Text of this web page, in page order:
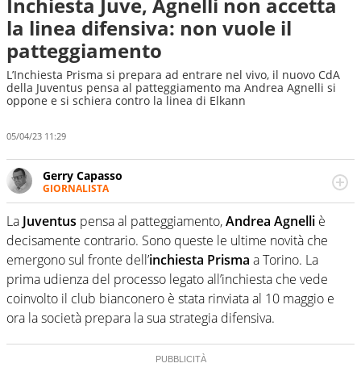
la linea difensiva: non vuole il
patteggiamento
L’Inchiesta Prisma si prepara ad entrare nel vivo, il nuovo CdA
della Juventus pensa al patteggiamento ma Andrea Agnelli si
oppone e si schiera contro la linea di Elkann
05/04/23 11:29
Gerry Capasso
GIORNALISTA
Per lui gli sport americani non hanno segreti: basket,
football, baseball e la capacità innata di trovare la notizia
dove altri non vedono granché
La Juventus pensa al patteggiamento,Andrea Agnelli è
decisamente contrario. Sono queste le ultime novità che
emergono sul fronte dell’inchiesta Prisma a Torino. La
prima udienza del processo legato all’inchiesta che vede
coinvolto il club bianconero è stata rinviata al 10 maggio e
ora la società prepara la sua strategia difensiva.